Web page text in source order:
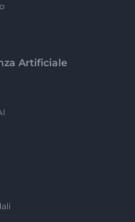
Artificiale